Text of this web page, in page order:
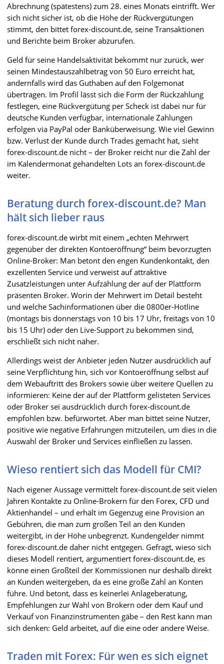
Abrechnung (spätestens) zum 28. eines Monats eintrifft. Wer
sich nicht sicher ist, ob die Höhe der Rückvergütungen
stimmt, den bittet forex-discount.de, seine Transaktionen
und Berichte beim Broker abzurufen.
Geld für seine Handelsaktivität bekommt nur zurück, wer
seinen Mindestauszahlbetrag von 50 Euro erreicht hat,
andernfalls wird das Guthaben auf den Folgemonat
übertragen. Im Profil lässt sich die Form der Rückzahlung
festlegen, eine Rückvergütung per Scheck ist dabei nur für
deutsche Kunden verfügbar, internationale Zahlungen
erfolgen via PayPal oder Banküberweisung. Wie viel Gewinn
bzw. Verlust der Kunde durch Trades gemacht hat, sieht
forex-discount.de nicht – der Broker reicht nur die Zahl der
im Kalendermonat gehandelten Lots an forex-discount.de
weiter.
Beratung durch forex-discount.de? Man
hält sich lieber raus
forex-discount.de wirbt mit einem „echten Mehrwert
gegenüber der direkten Kontoeröffnung“ beim bevorzugten
Online-Broker: Man betont den engen Kundenkontakt, den
exzellenten Service und verweist auf attraktive
Zusatzleistungen unter Aufzählung der auf der Plattform
präsenten Broker. Worin der Mehrwert im Detail besteht
und welche Sachinformationen über die 0800er-Hotline
(montags bis donnerstags von 10 bis 17 Uhr, freitags von 10
bis 15 Uhr) oder den Live-Support zu bekommen sind,
erschließt sich nicht näher.
Allerdings weist der Anbieter jeden Nutzer ausdrücklich auf
seine Verpflichtung hin, sich vor Kontoeröffnung selbst auf
dem Webauftritt des Brokers sowie über weitere Quellen zu
informieren: Keine der auf der Plattform gelisteten Services
oder Broker sei ausdrücklich durch forex-discount.de
empfohlen bzw. befürwortet. Aber man bittet seine Nutzer,
positive wie negative Erfahrungen mitzuteilen, um dies in die
Auswahl der Broker und Services einfließen zu lassen.
Wieso rentiert sich das Modell für CMI?
Nach eigener Aussage vermittelt forex-discount.de seit vielen
Jahren Kontakte zu Online-Brokern für den Forex, CFD und
Aktienhandel – und erhält im Gegenzug eine Provision an
Gebühren, die man zum großen Teil an den Kunden
weitergibt, in der Höhe unbegrenzt. Kundengelder nimmt
forex-discount.de daher nicht entgegen. Gefragt, wieso sich
dieses Modell rentiert, argumentiert forex-discount.de, es
könne einen Großteil der Kommissionen nur deshalb direkt
an Kunden weitergeben, da es eine große Zahl an Konten
führe. Und betont, dass es keinerlei Anlageberatung,
Empfehlungen zur Wahl von Brokern oder dem Kauf und
Verkauf von Finanzinstrumenten gäbe – den Rest kann man
sich denken: Geld arbeitet, auf die eine oder andere Weise.
Traden mit Forex: Für wen es sich eignet